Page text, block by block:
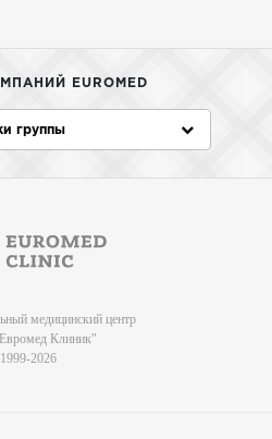
EUROMED
группы
медицинский центр
Клиник"
1999-2026